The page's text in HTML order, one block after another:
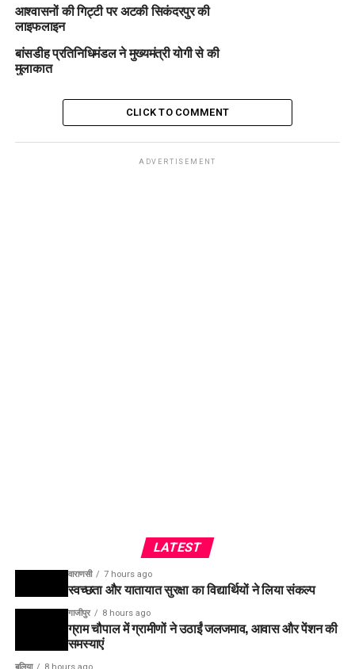
आश्वासनों की गिट्टी पर अटकी सिकंदरपुर की
लाइफलाइन
बांसडीह प्रतिनिधिमंडल ने मुख्यमंत्री योगी से की
मुलाकात
CLICK TO COMMENT
ADVERTISEMENT
LATEST
वाराणसी 7 hours ago
स्वच्छता और यातायात सुरक्षा का विद्यार्थियों ने लिया संकल्प
गाजीपुर 8 hours ago
ग्राम चौपाल में ग्रामीणों ने उठाईं जलजमाव, आवास और पेंशन की
समस्याएं